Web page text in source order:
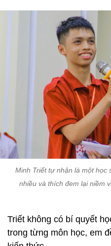
Minh Triết tự nhận là một học
nhiều và thích đem lại niềm
Triết không có bí quyết
trong từng môn học, em